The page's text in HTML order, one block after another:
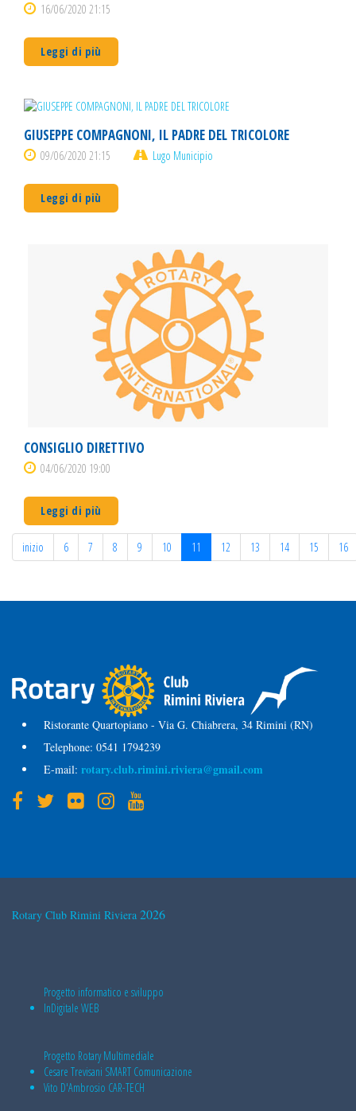
16/06/2020 21:15
Leggi di più
GIUSEPPE COMPAGNONI, IL PADRE DEL TRICOLORE
09/06/2020 21:15 Lugo Municipio
Leggi di più
CONSIGLIO DIRETTIVO
04/06/2020 19:00
Leggi di più
inizio 6 7 8 9 10 11 12 13 14 15 16
Ristorante Quartopiano - Via G. Chiabrera, 34 Rimini (RN)
Telephone: 0541 1794239
E-mail: rotary.club.rimini.riviera@gmail.com
Rotary Club Rimini Riviera 2026
Progetto informatico e sviluppo
InDigitale WEB
Progetto Rotary Multimediale
Cesare Trevisani SMART Comunicazione
Vito D'Ambrosio CAR-TECH